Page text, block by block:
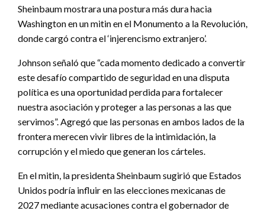
Sheinbaum mostrara una postura más dura hacia
Washington en un mitin en el Monumento a la Revolución,
donde cargó contra el ‘injerencismo extranjero’.
Johnson señaló que “cada momento dedicado a convertir
este desafío compartido de seguridad en una disputa
política es una oportunidad perdida para fortalecer
nuestra asociación y proteger a las personas a las que
servimos”. Agregó que las personas en ambos lados de la
frontera merecen vivir libres de la intimidación, la
corrupción y el miedo que generan los cárteles.
En el mitin, la presidenta Sheinbaum sugirió que Estados
Unidos podría influir en las elecciones mexicanas de
2027 mediante acusaciones contra el gobernador de